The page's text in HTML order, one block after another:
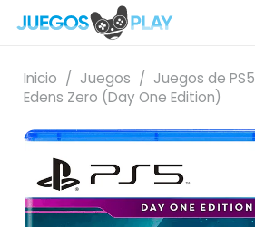
Inicio / Juegos / Juegos de PS5
Edens Zero (Day One Edition)